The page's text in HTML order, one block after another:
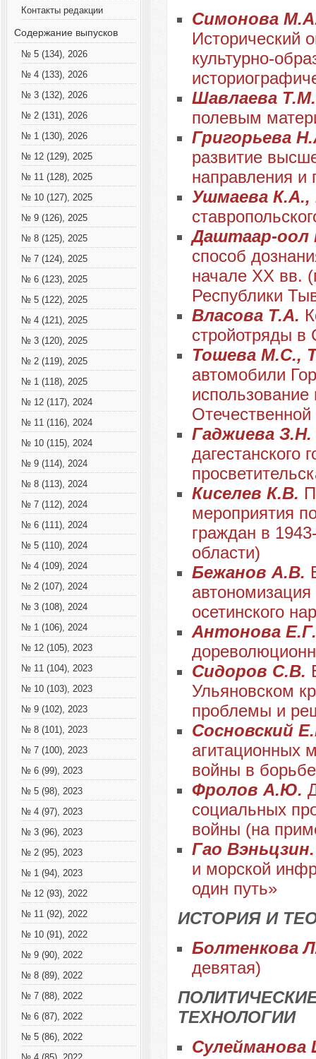
Контакты редакции
Содержание выпусков
№ 5 (134), 2026
№ 4 (133), 2026
№ 3 (132), 2026
№ 2 (131), 2026
№ 1 (130), 2026
№ 12 (129), 2025
№ 11 (128), 2025
№ 10 (127), 2025
№ 9 (126), 2025
№ 8 (125), 2025
№ 7 (124), 2025
№ 6 (123), 2025
№ 5 (122), 2025
№ 4 (121), 2025
№ 3 (120), 2025
№ 2 (119), 2025
№ 1 (118), 2025
№ 12 (117), 2024
№ 11 (116), 2024
№ 10 (115), 2024
№ 9 (114), 2024
№ 8 (113), 2024
№ 7 (112), 2024
№ 6 (111), 2024
№ 5 (110), 2024
№ 4 (109), 2024
№ 2 (107), 2024
№ 3 (108), 2024
№ 1 (106), 2024
№ 12 (105), 2023
№ 11 (104), 2023
№ 10 (103), 2023
№ 9 (102), 2023
№ 8 (101), 2023
№ 7 (100), 2023
№ 6 (99), 2023
№ 5 (98), 2023
№ 4 (97), 2023
№ 3 (96), 2023
№ 2 (95), 2023
№ 1 (94), 2023
№ 12 (93), 2022
№ 11 (92), 2022
№ 10 (91), 2022
№ 9 (90), 2022
№ 8 (89), 2022
№ 7 (88), 2022
№ 6 (87), 2022
№ 5 (86), 2022
Симонова
Исторический
культурно-
Шавлаева
полевым
Григорьева
развитие
направления и
Ушмаева
Даштаар-
способ
начале XX вв.
Республики
Власова Т.А.
стройотряды в
Тошева М.С.,
автомобили
Гаджиева З.Н.
дагестанского
Киселев К.В.
мероприятия
граждан в
области)
Бежанов А.В.
осетинского
Антонова
Сидоров С.В.
Ульяновском
проблемы и
Сосновский
агитационных
войны в
Фролов А.Ю.
социальных
войны (на
Гао
и морской
один путь»
ИСТОРИЯ И
Болтенкова
девятая)
ТЕХНОЛОГИИ